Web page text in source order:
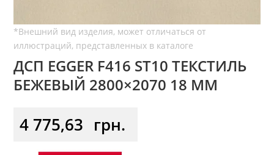
ДСП EGGER F416 ST10 ТЕКСТИЛЬ
БЕЖЕВЫЙ 2800×2070 18 ММ
4 775,63 грн.